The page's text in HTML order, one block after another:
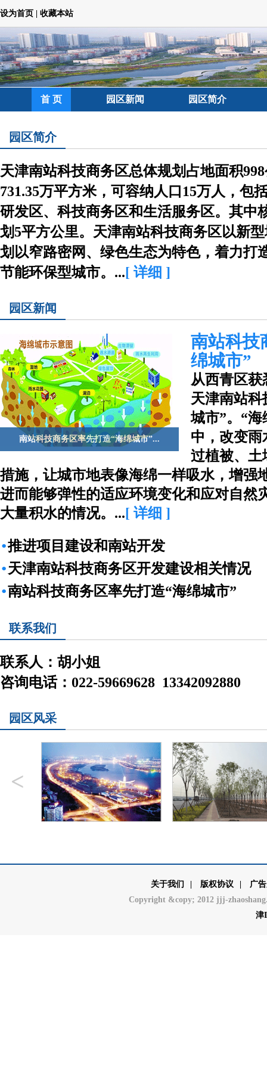
设为首页 收藏本站
首 页 园区新闻 园区简介
园区简介
天津南站科技商务区总体规划占地面积
731.35万平方米，可容纳人口15万人，包
研发区、科技商务区和生活服务区。其中
划5平方公里。天津南站科技商务区以新
划以窄路密网、绿色生态为特色，着力打
节能环保型城市。...[ 详细 ]
园区新闻
南站科技商务区率先打造“海绵城市”...
南站科技
绵城市”
从西青区
天津南站科
城市”。“
中，改变
过植被、土
措施，让城市地表像海绵一样吸水，增强
进而能够弹性的适应环境变化和应对自然
大量积水的情况。...[ 详细 ]
·推进项目建设和南站开发
·天津南站科技商务区开发建设相关情况
·南站科技商务区率先打造“海绵城市”
联系我们
联系人：胡小姐
咨询电话：022-59669628 13342092880
园区风采
<
关于我们 版权协议
广
Copyright &copy; 2012 jjj-
津